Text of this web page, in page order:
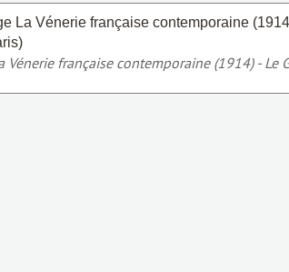
française contemporaine (1914) - Le